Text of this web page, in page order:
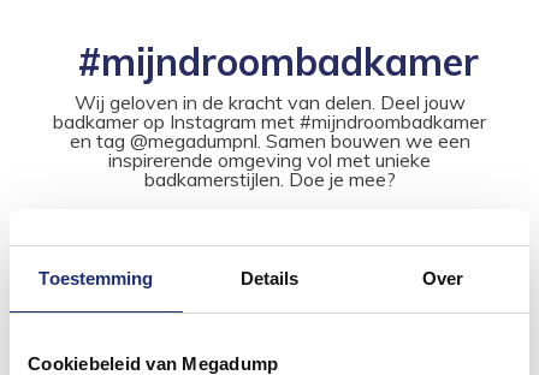
Toestemming Details Over
Cookiebeleid van Megadump
#mijndroombadkamer
Wij geloven in de kracht van delen. Deel jouw
badkamer op Instagram met #mijndroombadkamer
en tag @megadumpnl. Samen bouwen we een
inspirerende omgeving vol met unieke
badkamerstijlen. Doe je mee?